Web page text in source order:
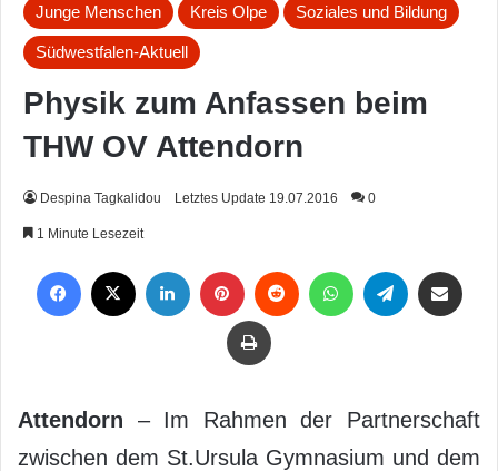
Junge Menschen Kreis Olpe Soziales und Bildung
Südwestfalen-Aktuell
Physik zum Anfassen beim
THW OV Attendorn
Despina Tagkalidou Letztes Update 19.07.2016 0
1 Minute Lesezeit
Drucken
Attendorn – Im Rahmen der Partnerschaft
zwischen dem St.Ursula Gymnasium und dem